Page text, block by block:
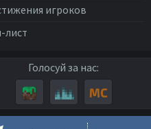
игроков
лист
Голосуй за нас: